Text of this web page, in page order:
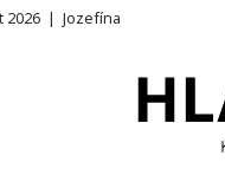
2026 | Jozefína